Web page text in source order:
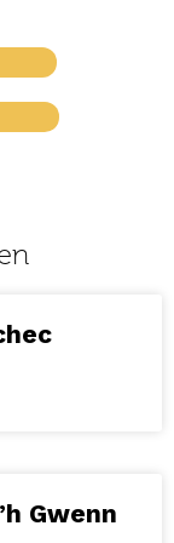
Gwenn